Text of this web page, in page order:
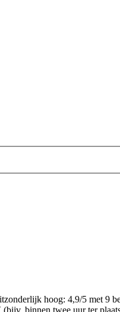
hoog: 4,9/5 met 9
binnen twee uur ter